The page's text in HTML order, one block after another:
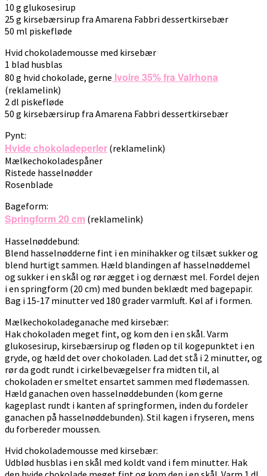
10 g glukosesirup
25 g kirsebærsirup fra Amarena Fabbri dessertkirsebær
50 ml piskefløde
Hvid chokolademousse med kirsebær
1 blad husblas
80 g hvid chokolade, gerne Ivoire 35% fra Valrhona
(reklamelink)
2 dl piskefløde
50 g kirsebærsirup fra Amarena Fabbri dessertkirsebær
Pynt:
Hvide chokoladeperler (reklamelink)
Mælkechokoladespåner
Ristede hasselnødder
Rosenblade
Bageform:
Springform 20 cm (reklamelink)
Hasselnøddebund:
Blend hasselnødderne fint i en minihakker og tilsæt sukker og
blend hurtigt sammen. Hæld blandingen af hasselnøddemel
og sukker i en skål og rør ægget i og dernæst mel. Fordel dejen
i en springform (20 cm) med bunden beklædt med bagepapir.
Bag i 15-17 minutter ved 180 grader varmluft. Køl af i formen.
Mælkechokoladeganache med kirsebær:
Hak chokoladen meget fint, og kom den i en skål. Varm
glukosesirup, kirsebærsirup og fløden op til kogepunktet i en
gryde, og hæld det over chokoladen. Lad det stå i 2 minutter, og
rør da godt rundt i cirkelbevægelser fra midten til, al
chokoladen er smeltet ensartet sammen med flødemassen.
Hæld ganachen oven hasselnøddebunden (kom gerne
kageplast rundt i kanten af springformen, inden du fordeler
ganachen på hasselnøddebunden). Stil kagen i fryseren, mens
du forbereder moussen.
Hvid chokolademousse med kirsebær:
Udblød husblas i en skål med koldt vand i fem minutter. Hak